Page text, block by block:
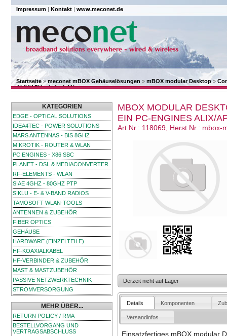
Impressum | Kontakt | www.meconet.de
Startseite»meconet mBOX Gehäuselösungen » mBOX modular Desktop»
ALIX/APU mit 4 x LAN
KATEGORIEN
EDGE - OPTICAL SOLUTIONS
IDEA4TEC - POWER SOLUTIONS
MARS ANTENNAS - BIS 8GHZ
MIKROTIK - ROUTER & WLAN
PC ENGINES - X86 SBC
PLANET - DSL & MEDIACONVERTER
RF-ELEMENTS - WLAN
SIAE 4GHZ - 80GHZ PTP
SIKLU - E- & V-BAND RADIOS
TAMOSOFT WLAN-TOOLS
ANTENNEN & ZUBEHÖR
FIBER OPTICS
GEHÄUSE
HARDWARE (EINZELTEILE)
HF-KOAXIALKABEL
HF-VERBINDER & ZUBEHÖR
MAST & MASTZUBEHÖR
PASSIVE NETZWERKTECHNIK
STROMVERSORGUNG
MEHR ÜBER...
RETURN POLICY / RMA
BESTELLVORGANG UND
VERTRAGSABSCHLUSS
MBOX MODULAR
EIN PC-ENGINES ALIX/
Art.Nr.: 118069, Herst.Nr.: mbox-
Derzeit nicht auf Lager
Details Komponenten
Versandinfos
Einsatzfertiges mBOX modular